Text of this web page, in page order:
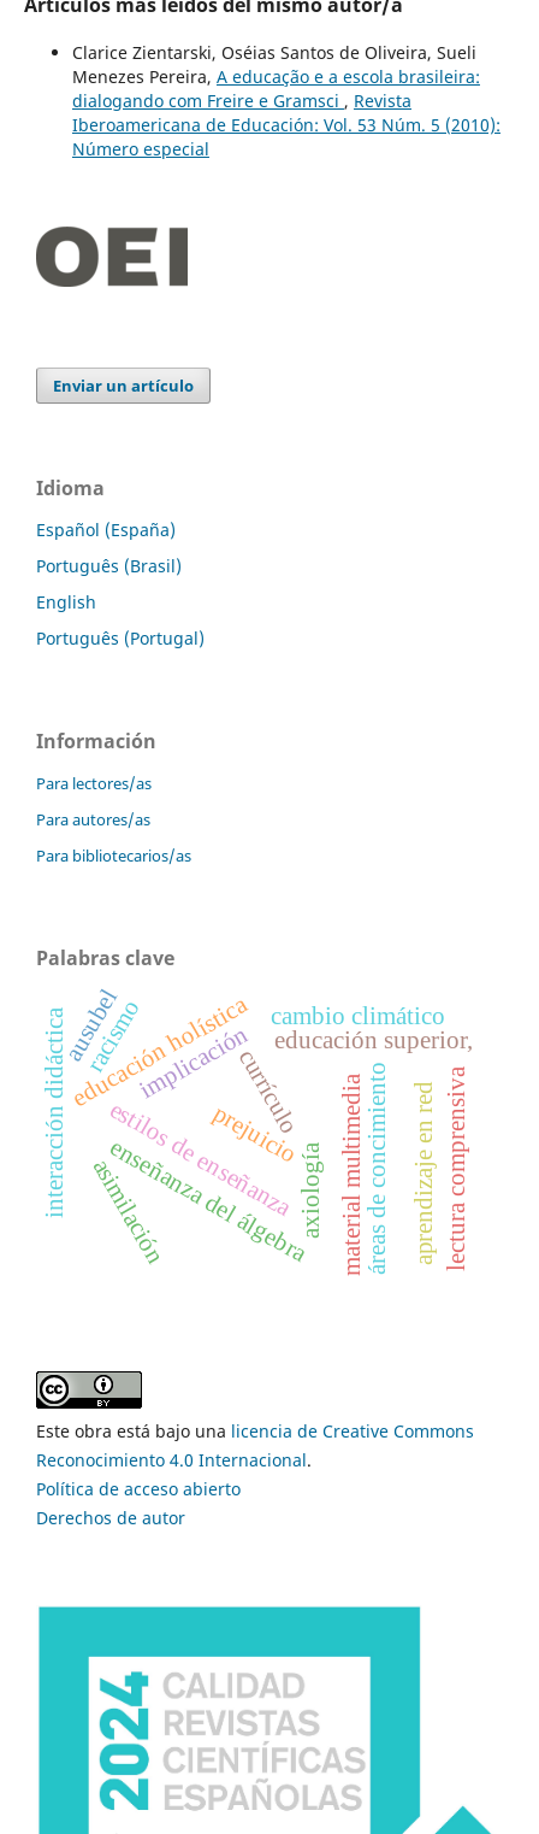
Clarice Zientarski, Oséias Santos de Oliveira, Sueli
Menezes Pereira, A educação e a escola brasileira:
dialogando com Freire e Gramsci , Revista
Iberoamericana de Educación: Vol. 53 Núm. 5 (2010):
Número especial
Enviar un artículo
Idioma
Español (España)
Português (Brasil)
English
Português (Portugal)
Información
Para lectores/as
Para autores/as
Para bibliotecarios/as
Palabras clave
currículo
implicación
axiologíamaterial multimedia
enseñanza del álgebra
educación holística educación superior,
áreas de concimientoaprendizaje en red
estilos de enseñanza
asimilación
racismo
prejuicio
interacción didácticaausubel cambio climático
lectura comprensiva
Este obra está bajo una licencia de Creative Commons
Reconocimiento 4.0 Internacional.
Política de acceso abierto
Derechos de autor